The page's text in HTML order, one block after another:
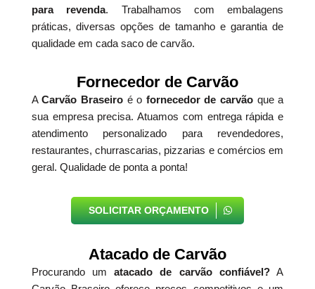
para revenda. Trabalhamos com embalagens
práticas, diversas opções de tamanho e garantia de
qualidade em cada saco de carvão.
Fornecedor de Carvão
ACarvão Braseiro é o fornecedor de carvão que a
sua empresa precisa. Atuamos com entrega rápida e
atendimento personalizado para revendedores,
restaurantes, churrascarias, pizzarias e comércios em
geral. Qualidade de ponta a ponta!
SOLICITAR ORÇAMENTO
Atacado de Carvão
Procurando umatacado de carvão confiável?A